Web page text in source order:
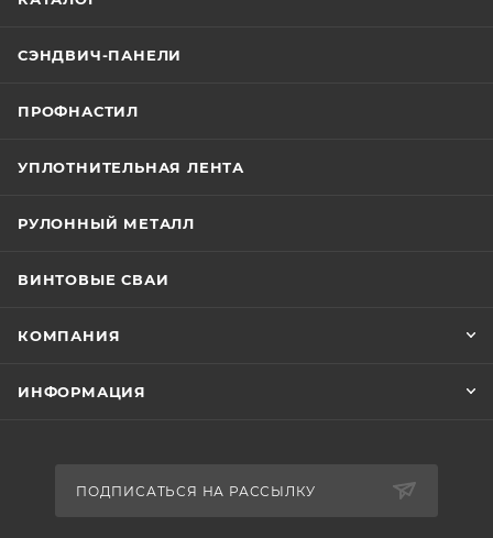
6005, 6018, 6026, 6027, 6029, 7004, 7005, 7035, 7047,
Возможна покраска в нестандартные цвета и
изготовления при этом согласовываются
СЭНДВИЧ-ПАНЕЛИ
ПРОФНАСТИЛ
УПЛОТНИТЕЛЬНАЯ ЛЕНТА
РУЛОННЫЙ МЕТАЛЛ
ВИНТОВЫЕ СВАИ
КОМПАНИЯ
ИНФОРМАЦИЯ
ПОДПИСАТЬСЯ НА РАССЫЛКУ